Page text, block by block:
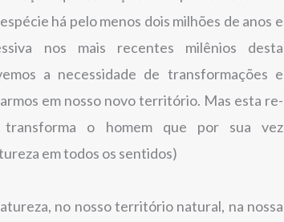
há pelo menos dois milhões de anos e
nos mais recentes milênios desta
a necessidade de transformações e
em nosso novo território. Mas esta re-
transforma o homem que por sua vez
em todos os sentidos)
no nosso território natural, na nossa